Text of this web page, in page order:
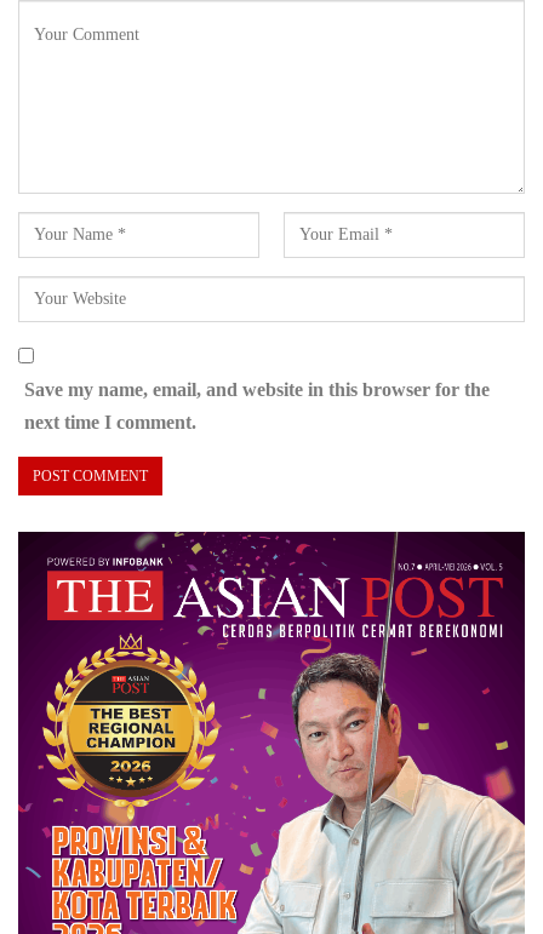
Save my name, email, and website in this browser for the
next time I comment.